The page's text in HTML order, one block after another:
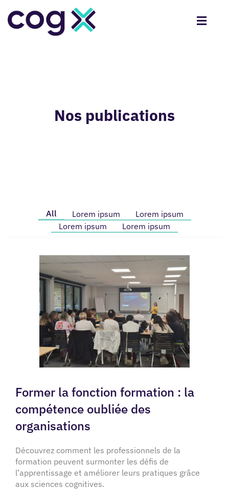
Nos publications
All Lorem ipsum
Lorem ipsum
Lorem ipsum
Lorem ipsum
Former la fonction formation : la
compétence oubliée des
organisations
Découvrez comment les professionnels de la
formation peuvent surmonter les défis de
l’apprentissage et améliorer leurs pratiques grâce
aux sciences cognitives.